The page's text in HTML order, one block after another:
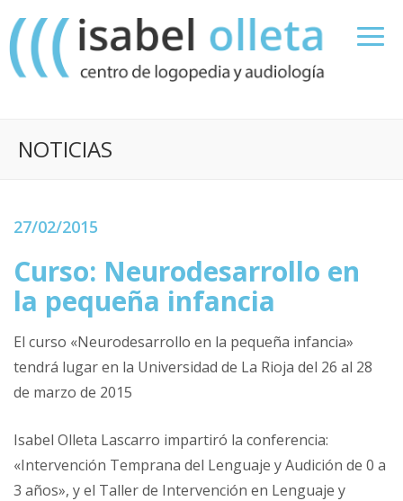
NOTICIAS
27/02/2015
Curso: Neurodesarrollo en
la pequeña infancia
El curso «Neurodesarrollo en la pequeña infancia»
tendrá lugar en la Universidad de La Rioja del 26 al 28
de marzo de 2015
Isabel Olleta Lascarro impartiró la conferencia:
«Intervención Temprana del Lenguaje y Audición de 0 a
3 años», y el Taller de Intervención en Lenguaje y